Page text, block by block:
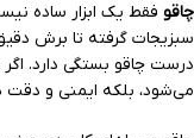
چاقو فقط یک ابزار ساده
سبزیجات گرفته تا برش
درست چاقو بستگی دارد. اگر
می‌شود، بلکه ایمنی و